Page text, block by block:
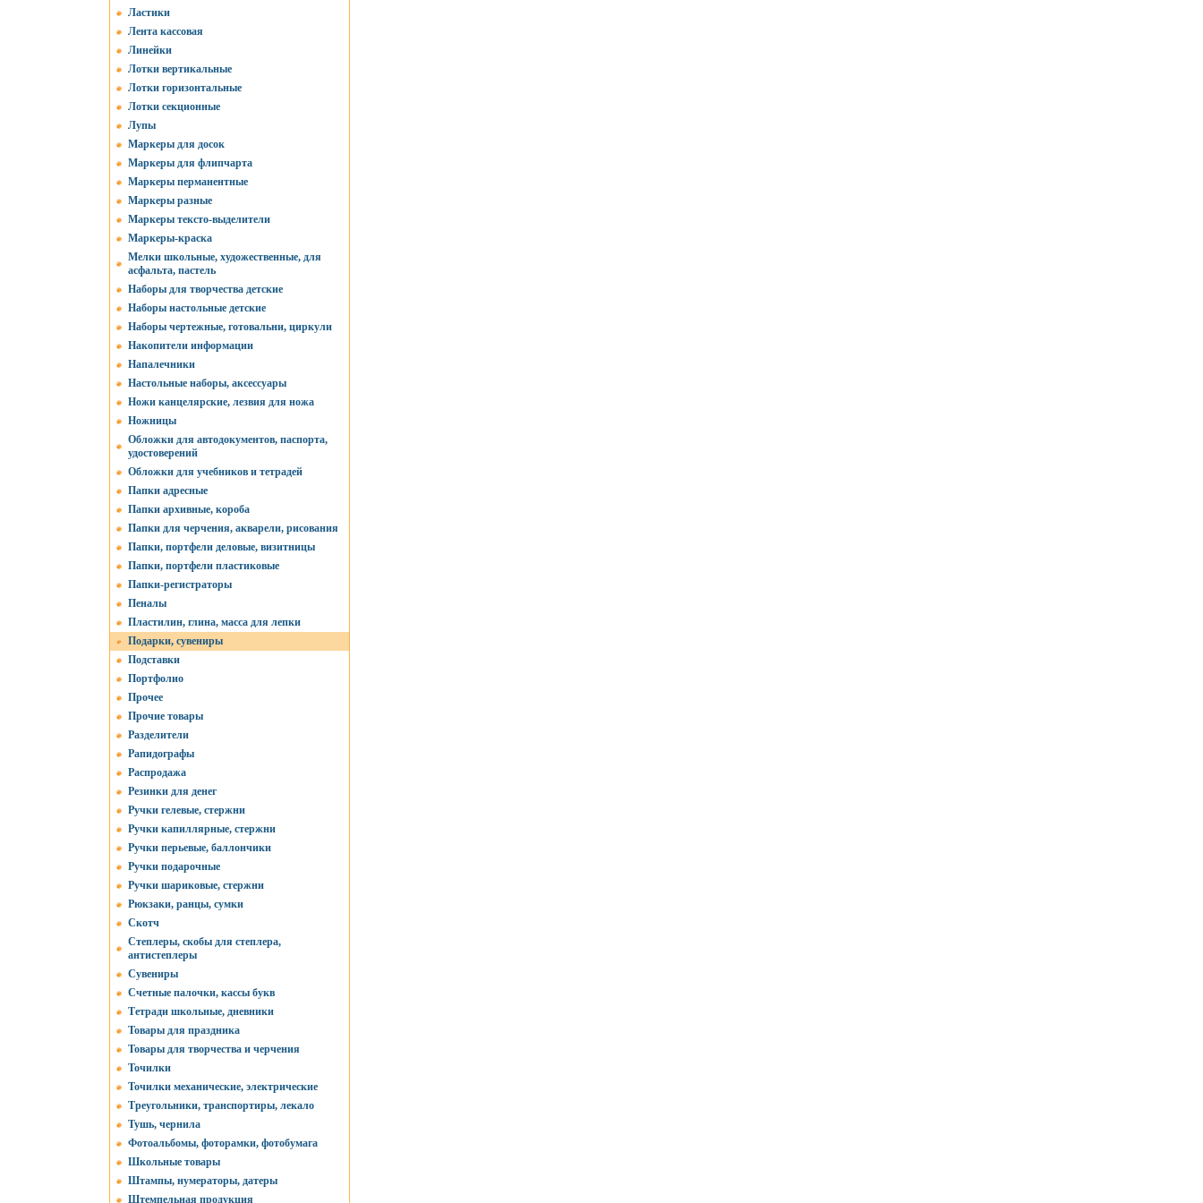
Ластики
Лента кассовая
Линейки
Лотки вертикальные
Лотки горизонтальные
Лотки секционные
Лупы
Маркеры для досок
Маркеры для флипчарта
Маркеры перманентные
Маркеры разные
Маркеры тексто-выделители
Маркеры-краска
Мелки школьные, художественные, для
асфальта, пастель
Наборы для творчества детские
Наборы настольные детские
Наборы чертежные, готовальни, циркули
Накопители информации
Напалечники
Настольные наборы, аксессуары
Ножи канцелярские, лезвия для ножа
Ножницы
Обложки для автодокументов, паспорта,
удостоверений
Обложки для учебников и тетрадей
Папки адресные
Папки архивные, короба
Папки для черчения, акварели, рисования
Папки, портфели деловые, визитницы
Папки, портфели пластиковые
Папки-регистраторы
Пеналы
Пластилин, глина, масса для лепки
Подарки, сувениры
Подставки
Портфолио
Прочее
Прочие товары
Разделители
Рапидографы
Распродажа
Резинки для денег
Ручки гелевые, стержни
Ручки капиллярные, стержни
Ручки перьевые, баллончики
Ручки подарочные
Ручки шариковые, стержни
Рюкзаки, ранцы, сумки
Скотч
Степлеры, скобы для степлера,
антистеплеры
Сувениры
Счетные палочки, кассы букв
Тетради школьные, дневники
Товары для праздника
Товары для творчества и черчения
Точилки
Точилки механические, электрические
Треугольники, транспортиры, лекало
Тушь, чернила
Фотоальбомы, фоторамки, фотобумага
Школьные товары
Штампы, нумераторы, датеры
Штемпельная продукция